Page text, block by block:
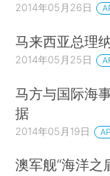
2014年05月26日
马来西亚总理
2014年05月25日
马方与国际海
据
2014年05月19日
澳军舰“海洋之